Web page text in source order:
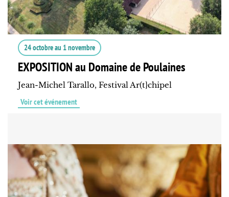
24 octobreau 1 novembre
EXPOSITION au Domaine de Poulaines
Jean-Michel Tarallo, Festival Ar(t}chipel
Voir cet événement